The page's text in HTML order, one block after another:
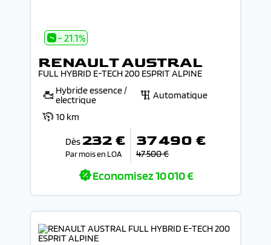
- 21.1%
RENAULT AUSTRAL
FULL HYBRID E-TECH 200 ESPRIT ALPINE
Hybride essence /
electrique
Automatique
10 km
Dès 232 €
Par mois en LOA
37 490 €
47 500 €
Economisez10 010 €